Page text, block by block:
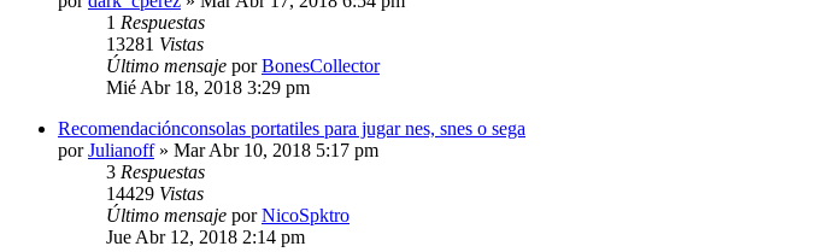
1 Respuestas
13281 Vistas
Último mensaje porBonesCollector
Mié Abr 18, 2018 3:29 pm
Recomendaciónconsolas portatiles para jugar nes, snes o sega
porJulianoff» Mar Abr 10, 2018 5:17 pm
3 Respuestas
14429 Vistas
Último mensaje porNicoSpktro
Jue Abr 12, 2018 2:14 pm